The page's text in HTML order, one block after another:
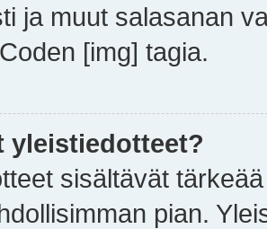
ja muut salasanan
[img] tagia.
yleistiedotteet?
sisältävät
pian.